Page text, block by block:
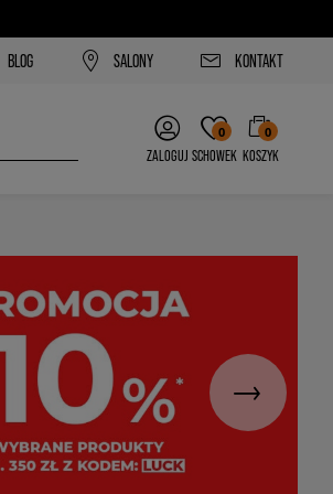
BLOG SALONY KONTAKT
ZALOGUJ
0
SCHOWEK
0
KOSZYK